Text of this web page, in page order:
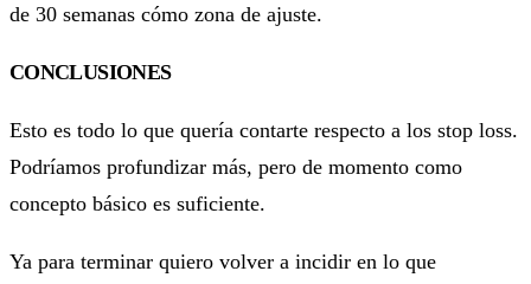
de 30 semanas cómo zona de ajuste.
CONCLUSIONES
Esto es todo lo que quería contarte respecto a los stop loss.
Podríamos profundizar más, pero de momento como
concepto básico es suficiente.
Ya para terminar quiero volver a incidir en lo que